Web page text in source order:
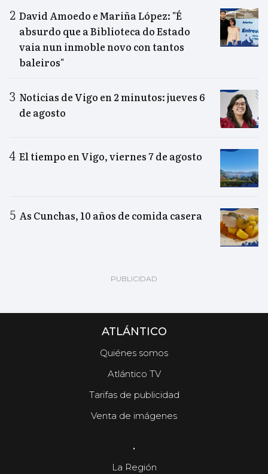
David Amoedo e Mariña López: "É
absurdo que a Biblioteca do Estado
vaia nun inmoble novo con tantos
baleiros"
Noticias de Vigo en 2 minutos: jueves 6
de agosto
El tiempo en Vigo, viernes 7 de agosto
As Cunchas, 10 años de comida casera
ATLÁNTICO
Quiénes somos
Atlántico TV
Tarifas de publicidad
Venta de imágenes
.
La Región